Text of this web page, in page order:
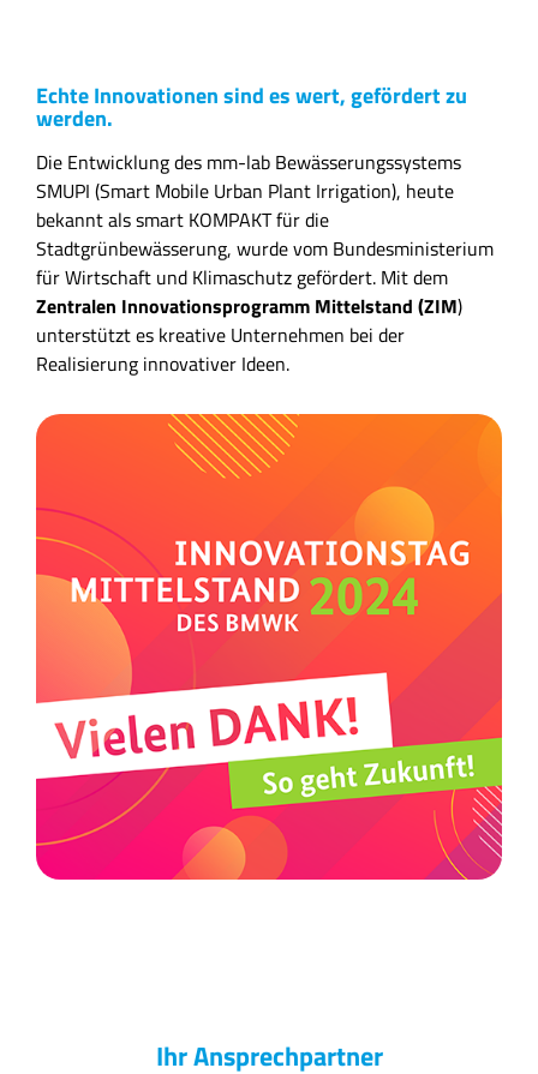
Echte Innovationen sind es wert, gefördert zu
werden.
Die Entwicklung des mm-lab Bewässerungssystems
SMUPI (Smart Mobile Urban Plant Irrigation), heute
bekannt als smart KOMPAKT für die
Stadtgrünbewässerung, wurde vom Bundesministerium
für Wirtschaft und Klimaschutz gefördert. Mit dem
Zentralen Innovationsprogramm Mittelstand (ZIM)
unterstützt es kreative Unternehmen bei der
Realisierung innovativer Ideen.
Ihr Ansprechpartner